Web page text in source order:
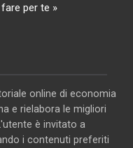
per te »
online di economia
e rielabora le migliori
è invitato a
i contenuti preferiti